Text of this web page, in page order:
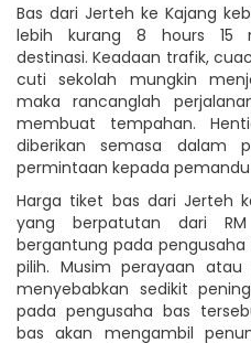
Bas dari Jerteh ke Kajang
lebih kurang 8 hours 15
destinasi. Keadaan trafik,
cuti sekolah mungkin
maka rancanglah
membuat tempahan.
diberikan semasa dalam
permintaan kepada pemandu
Harga tiket bas dari Jerteh
yang berpatutan dari
bergantung pada
pilih. Musim perayaan
menyebabkan sedikit
pada pengusaha bas
bas akan mengambil